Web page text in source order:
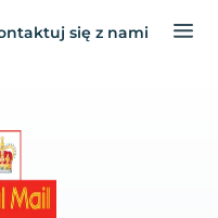
się z nami